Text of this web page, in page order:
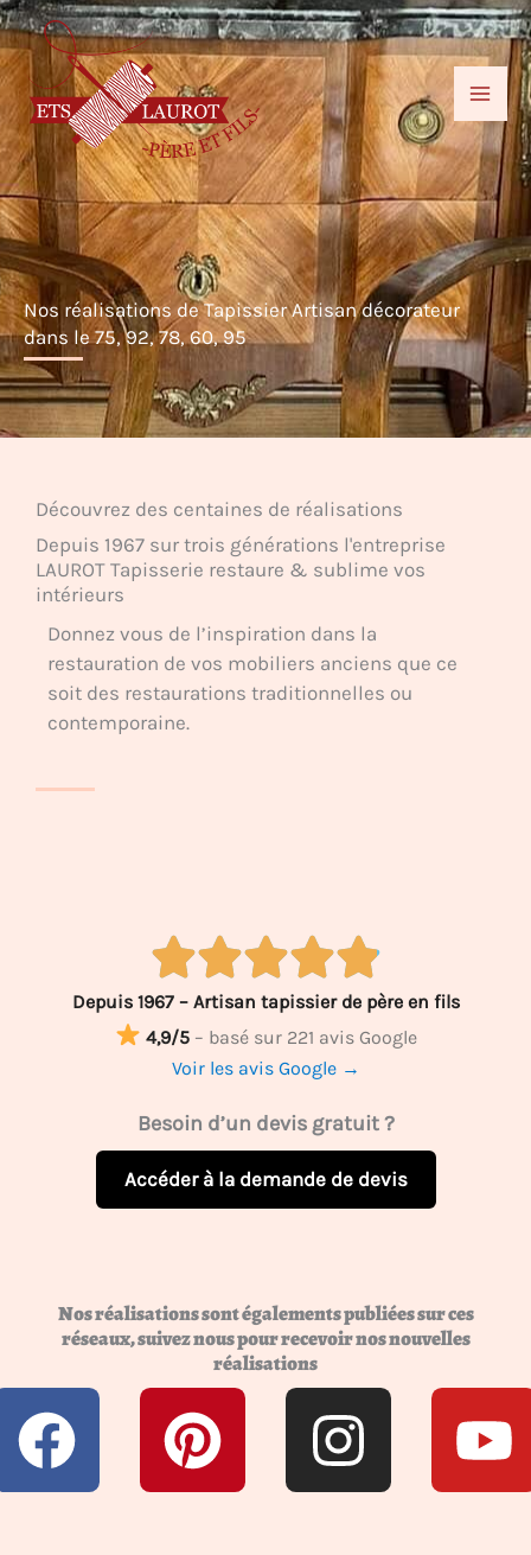
Aller
au
contenu
Nos réalisations de Tapissier Artisan décorateur
dans le 75, 92, 78, 60, 95
Découvrez des centaines de réalisations
Depuis 1967 sur trois générations l'entreprise
LAUROT Tapisserie restaure & sublime vos
intérieurs
Donnez vous de l’inspiration dans la
restauration de vos mobiliers anciens que ce
soit des restaurations traditionnelles ou
contemporaine.
Depuis 1967 – Artisan tapissier de père en fils
4,9/5 – basé sur 221 avis Google
Voir les avis Google →
Besoin d’un devis gratuit ?
Accéder à la demande de devis
Nos réalisations sont égalements publiées sur ces
réseaux, suivez nous pour recevoir nos nouvelles
réalisations
F
a
P
i
I
n
Y
o